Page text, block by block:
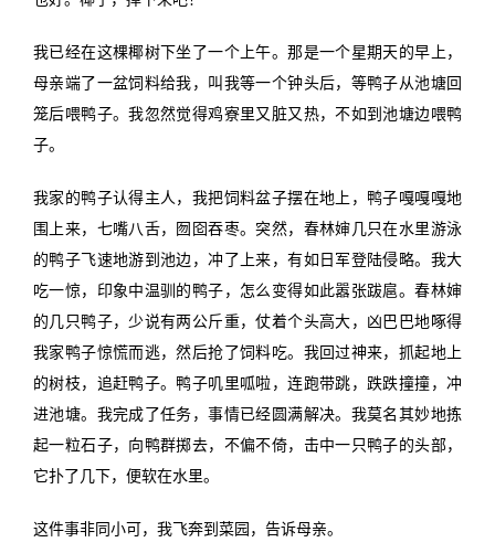
我已经在这棵椰树下坐了一个上午。那是一个星期天的早上，
母亲端了一盆饲料给我，叫我等一个钟头后，等鸭子从池塘回
笼后喂鸭子。我忽然觉得鸡寮里又脏又热，不如到池塘边喂鸭
子。
我家的鸭子认得主人，我把饲料盆子摆在地上，鸭子嘎嘎嘎地
围上来，七嘴八舌，囫囵吞枣。突然，春林婶几只在水里游泳
的鸭子飞速地游到池边，冲了上来，有如日军登陆侵略。我大
吃一惊，印象中温驯的鸭子，怎么变得如此嚣张跋扈。春林婶
的几只鸭子，少说有两公斤重，仗着个头高大，凶巴巴地啄得
我家鸭子惊慌而逃，然后抢了饲料吃。我回过神来，抓起地上
的树枝，追赶鸭子。鸭子叽里呱啦，连跑带跳，跌跌撞撞，冲
进池塘。我完成了任务，事情已经圆满解决。我莫名其妙地拣
起一粒石子，向鸭群掷去，不偏不倚，击中一只鸭子的头部，
它扑了几下，便软在水里。
这件事非同小可，我飞奔到菜园，告诉母亲。